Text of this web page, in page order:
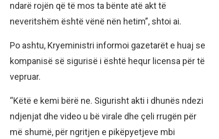
ndarë rojën që të mos ta bënte atë akt të
neveritshëm është vënë nën hetim”, shtoi ai.
Po ashtu, Kryeministri informoi gazetarët e huaj se
kompanisë së sigurisë i është hequr licensa për të
vepruar.
“Këtë e kemi bërë ne. Sigurisht akti i dhunës ndezi
ndjenjat dhe video u bë virale dhe çeli rrugën për
më shumë, për ngritjen e pikëpyetjeve mbi